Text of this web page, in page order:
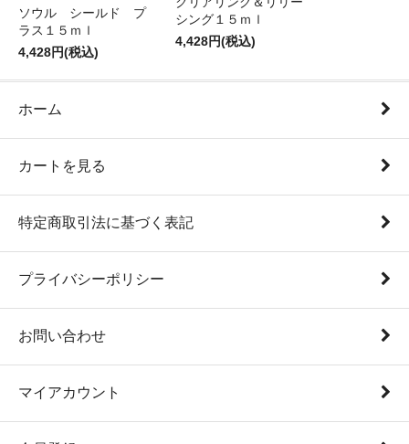
ソウル シールド プ
ラス１５ｍｌ
4,428円(税込)
シング１５ｍｌ
4,428円(税込)
ホーム
カートを見る
特定商取引法に基づく表記
プライバシーポリシー
お問い合わせ
マイアカウント